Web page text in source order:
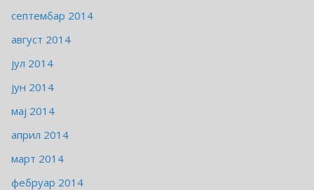
септембар 2014
август 2014
јул 2014
јун 2014
мај 2014
април 2014
март 2014
фебруар 2014